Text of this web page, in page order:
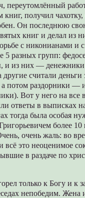
переутомлённый
книг, получил
Он последнюю
книг и делал из
с никонианами и
5 разных групп:
и из них —
считали деньги
а потом раздорники —
Вот у него на все
ответы в выписках
тогда была особая
более
очень жаль: во
всё это неоценимое
в раздаче по
только к Богу и к
непобедим. Жена